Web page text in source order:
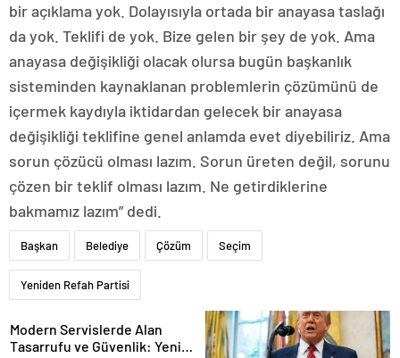
bir açıklama yok. Dolayısıyla ortada bir anayasa taslağı
da yok. Teklifi de yok. Bize gelen bir şey de yok. Ama
anayasa değişikliği olacak olursa bugün başkanlık
sisteminden kaynaklanan problemlerin çözümünü de
içermek kaydıyla iktidardan gelecek bir anayasa
değişikliği teklifine genel anlamda evet diyebiliriz. Ama
sorun çözücü olması lazım. Sorun üreten değil, sorunu
çözen bir teklif olması lazım. Ne getirdiklerine
bakmamız lazım” dedi.
Başkan Belediye Çözüm Seçim
Yeniden Refah Partisi
Modern Servislerde Alan
Tasarrufu ve Güvenlik: Yeni